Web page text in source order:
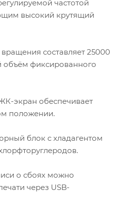
частотой
высокий крутящий
составляет 25000
фиксированного
экран обеспечивает
положении.
блок с хладагентом
о сбоях можно
через USB-